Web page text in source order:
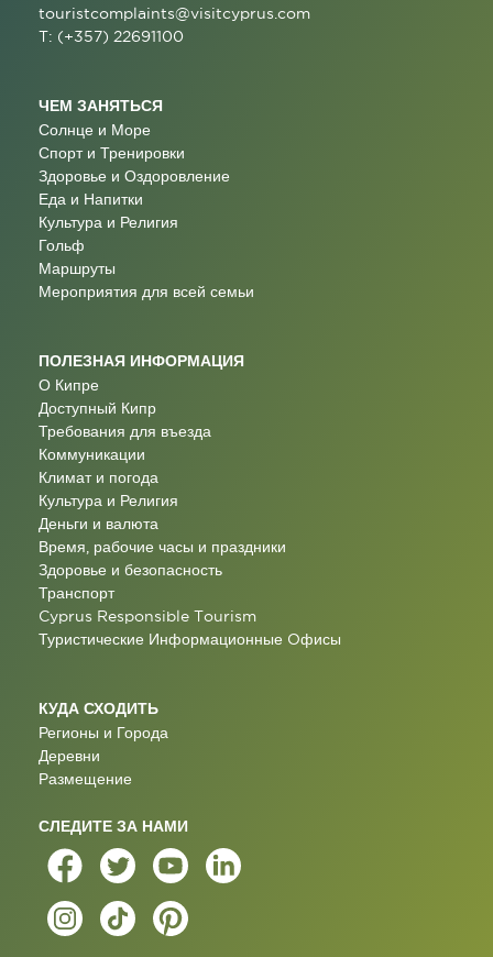
touristcomplaints@visitcyprus.com
T: (+357) 22691100
ЧЕМ ЗАНЯТЬСЯ
Солнце и Море
Спорт и Тренировки
Здоровье и Оздоровление
Еда и Напитки
Культура и Религия
Гольф
Маршруты
Мероприятия для всей семьи
ПОЛЕЗНАЯ ИНФОРМАЦИЯ
О Кипре
Доступный Кипр
Требования для въезда
Коммуникации
Климат и погода
Культура и Религия
Деньги и валюта
Время, рабочие часы и праздники
Здоровье и безопасность
Транспорт
Cyprus Responsible Tourism
Туристические Информационные Oфисы
КУДА СХОДИТЬ
Регионы и Города
Деревни
Размещение
СЛЕДИТЕ ЗА НАМИ